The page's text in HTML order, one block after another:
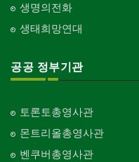
생명의전화
생태희망연대
공공 정부기관
토론토총영사관
몬트리올총영사관
벤쿠버총영사관